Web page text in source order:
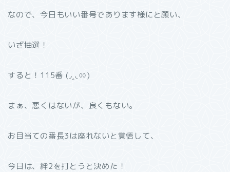
なので、今日もいい番号であります様にと願い、
いざ抽選！
すると！115番 (◞‸◟ㆀ)
まぁ、悪くはないが、良くもない。
お目当ての番長3は座れないと覚悟して、
今日は、絆2を打とうと決めた！